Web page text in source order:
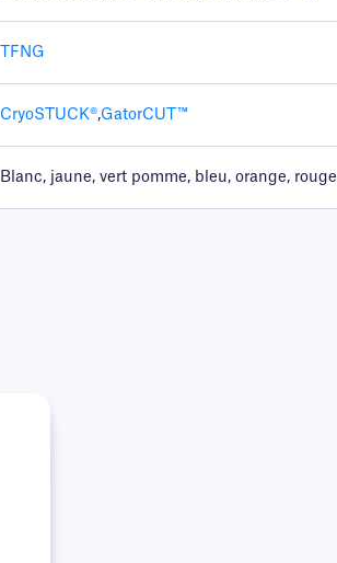
TFNG
CryoSTUCK®,GatorCUT™
Blanc, jaune, vert pomme, bleu, orange, rouge